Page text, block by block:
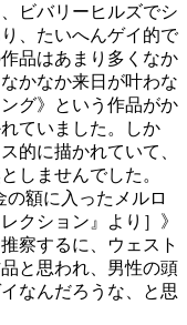
ビバリーヒルズでシ
、たいへんゲイ的で
品はあまり多くなか
かなか来日が叶わな
グ》という作品がか
ていました。しか
的に描かれていて、
しませんでした。
額に入ったメルロ
クション』より］》
察するに、ウェスト
と思われ、男性の頭
なんだろうな、と思